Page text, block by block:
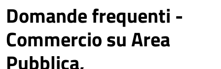
Domande frequenti -
Commercio su Area
Pubblica,